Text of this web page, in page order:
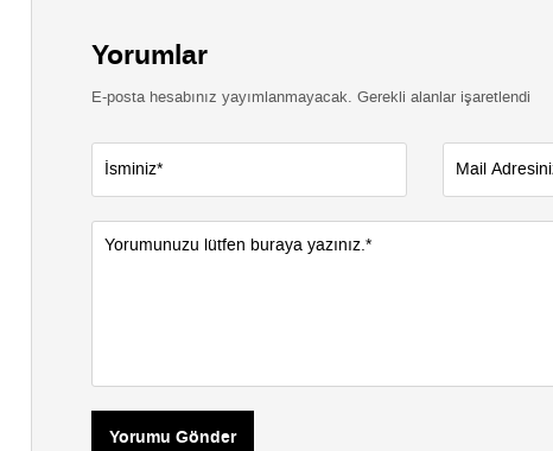
Yorumlar
E-posta hesabınız yayımlanmayacak. Gerekli alanlar işaretlendi
Yorumu Gönder